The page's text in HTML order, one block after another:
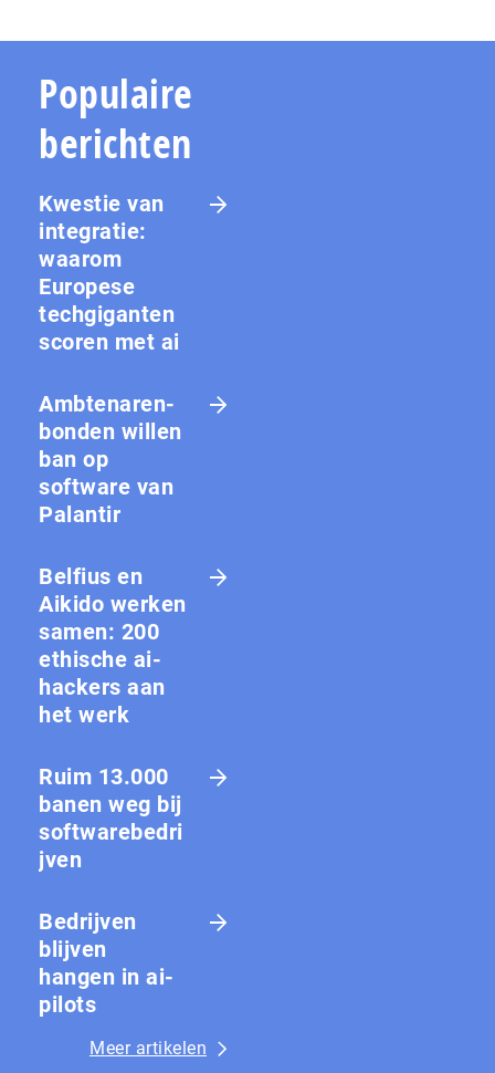
Populaire
berichten
Kwestie van
integratie:
waarom
Europese
techgiganten
scoren met ai
Amb­te­na­ren­
bon­den willen
ban op
software van
Palantir
Belfius en
Aikido werken
samen: 200
ethische ai-
hackers aan
het werk
Ruim 13.000
banen weg bij
softwarebedri
jven
Bedrijven
blijven
hangen in ai-
pilots
Meer artikelen